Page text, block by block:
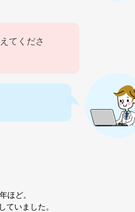
てくださ
ほど。
ていました。